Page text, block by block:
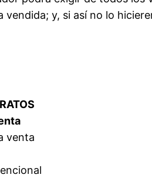
y, si así no lo
venta